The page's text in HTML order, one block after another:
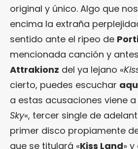
original y único. Algo que
encima la extraña
sentido ante el ripeo de
mencionada canción y
Attrakionz del ya lejano «
cierto, puedes escuchar
a estas acusaciones viene a
Sky«, tercer single de
primer disco propiamente
que se titulará «Kiss Land»